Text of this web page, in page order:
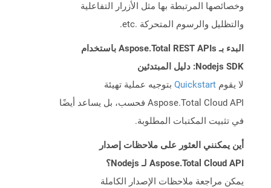
وخصائصها المرتبطة بها مثل الأزرار التفاعلية
والتظليل والرسوم المتحركة .etc.
البدء بـ Aspose.Total REST APIs باستخدام
Nodejs SDK: دليل المبتدئين
لا يقوم Quickstart بتوجيه عملية تهيئة
Aspose.Total Cloud API فحسب، بل يساعد أيضًا
في تثبيت المكتبات المطلوبة.
أين يمكنني العثور على ملاحظات إصدار
Aspose.Total Cloud API لـ Nodejs؟
يمكن مراجعة ملاحظات الإصدار الكاملة